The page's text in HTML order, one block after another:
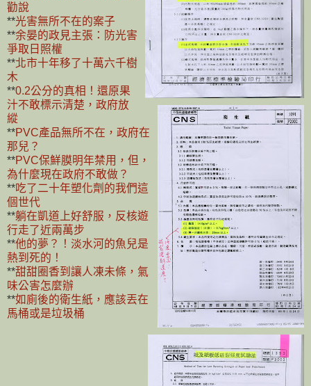
勸說
**光害無所不在的案子
**余晏的政見主張：防光害
爭取日照權
**北市十年移了十萬六千樹
木
**0.2公分的真相！還原果
汁不敢標示清楚，政府放
縱
**PVC產品無所不在，政府在
那兒？
**PVC保鮮膜明年禁用，但，
為什麼現在政府不敢做？
**吃了二十年塑化劑的我們這
個世代
**躺在凱道上好舒服，反核遊
行走了近兩萬步
**他的夢？！淡水河的魚兒是
熱到死的！
**甜甜圈香到讓人凍未條，氣
味公害怎麼辦
**如廁後的衛生紙，應該丟在
馬桶或是垃圾桶